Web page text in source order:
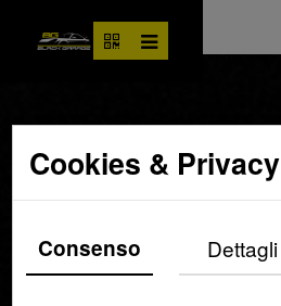
Cookies & Privacy
Consenso Dettagli